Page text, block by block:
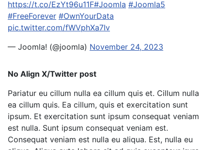
https://t.co/EzYt96u11F#Joomla #Joomla5
#FreeForever #OwnYourData
pic.twitter.com/fWVphXa7Iv
— Joomla! (@joomla) November 24, 2023
No Align X/Twitter post
Pariatur eu cillum nulla ea cillum quis et. Cillum nulla
ea cillum quis. Ea cillum, quis et exercitation sunt
ipsum. Et exercitation sunt ipsum consequat veniam
est nulla. Sunt ipsum consequat veniam est.
Consequat veniam est nulla eu aliqua. Est, nulla eu